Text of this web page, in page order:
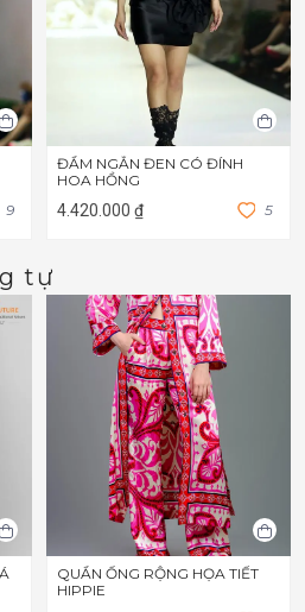
9
ĐẦM NGẮN ĐEN CÓ ĐÍNH
HOA HỒNG
4.420.000 ₫ 5
tự
QUẦN ỐNG RỘNG HỌA TIẾT
HIPPIE